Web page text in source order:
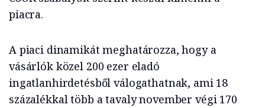
piacra.
A piaci dinamikát meghatározza, hogy a
vásárlók közel 200 ezer eladó
ingatlanhirdetésből válogathatnak, ami 18
százalékkal több a tavaly november végi 170